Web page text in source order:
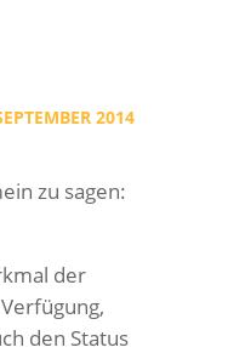
2014
zu sagen:
der
den Status